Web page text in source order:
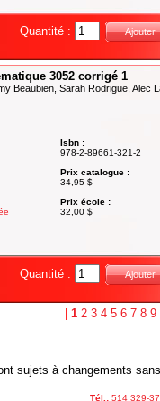
Quantité : Ajouter
3052 corrigé 1
Beaubien, Sarah Rodrigue, Alec
Isbn :
978-2-89661-321-2
Prix catalogue :
34,95 $
Prix école :
32,00 $
Quantité : Ajouter
1 2 3 4 5 6 7 8 9
sujets à changements
Tél.: 514 329-